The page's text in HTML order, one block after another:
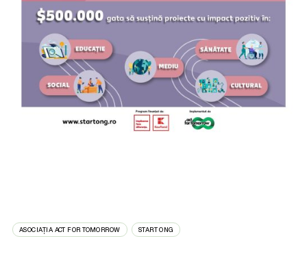
ASOCIAȚIA ACT FOR TOMORROW START ONG